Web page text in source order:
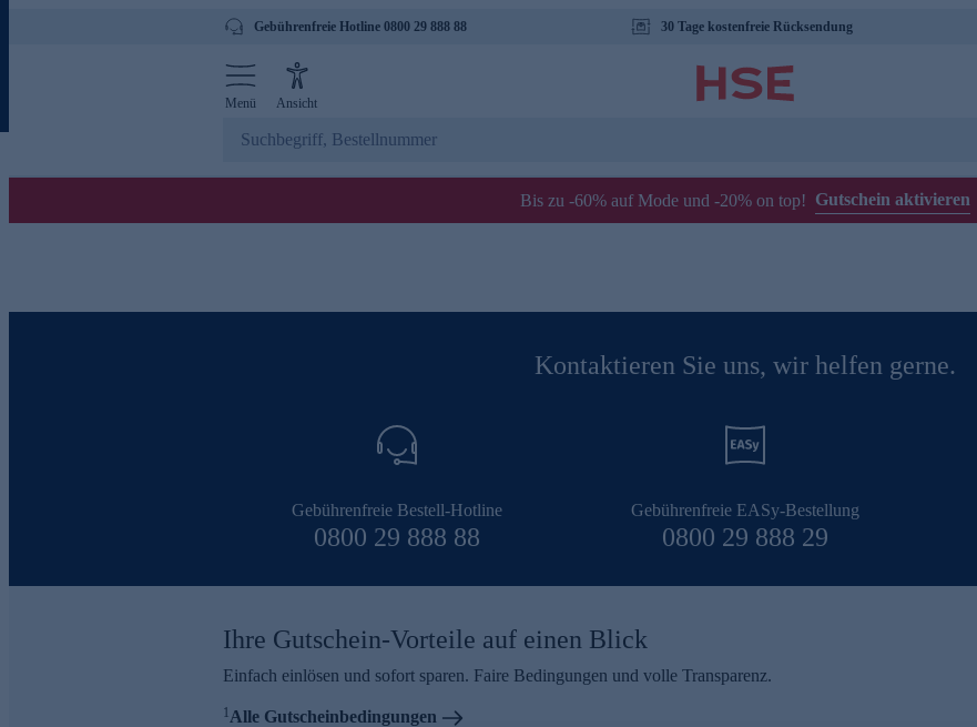
Gebührenfreie Hotline 0800 29 888 88 30 Tage kostenfreie Rücksendung
Menü Ansicht
Bis zu -60% auf Mode und -20% on top! Gutschein aktivieren
Kontaktieren Sie uns, wir helfen gerne.
Gebührenfreie Bestell-Hotline
0800 29 888 88
Gebührenfreie EASy-Bestellung
0800 29 888 29
Ihre Gutschein-Vorteile auf einen Blick
Einfach einlösen und sofort sparen. Faire Bedingungen und volle Transparenz.
1Alle Gutscheinbedingungen